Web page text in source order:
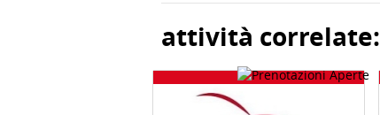
attività correlate: